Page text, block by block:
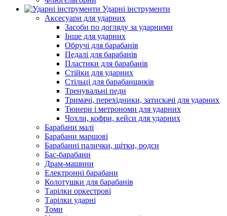
Ударні інструменти
Аксесуари для ударних
Засоби по догляду за ударними
Інше для ударних
Обручі для барабанів
Педалі для барабанів
Пластики для барабанів
Стійки для ударних
Стільці для барабанщиків
Тренувальні педи
Тримачі, перехідники, затискачі для ударних
Тюнери і метрономи для ударних
Чохли, кофри, кейси для ударних
Барабани малі
Барабани маршові
Барабанні палички, щітки, родси
Бас-барабани
Драм-машини
Електронні барабани
Колотушки для барабанів
Тарілки оркестрові
Тарілки ударні
Томи